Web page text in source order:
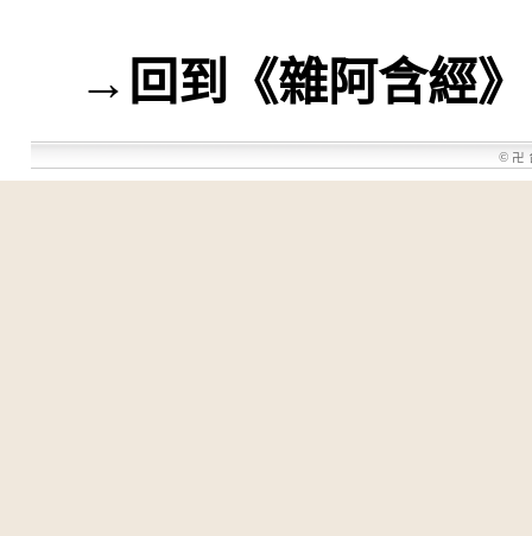
→ 回到《雜阿含經》
© 卍